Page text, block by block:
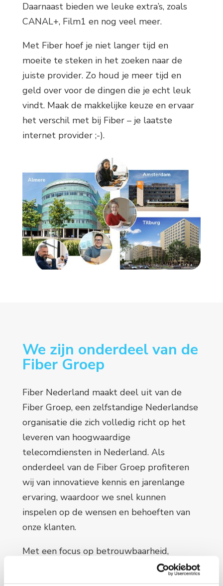
Daarnaast bieden we leuke extra’s, zoals
CANAL+, Film1 en nog veel meer.
Met Fiber hoef je niet langer tijd en
moeite te steken in het zoeken naar de
juiste provider. Zo houd je meer tijd en
geld over voor de dingen die je echt leuk
vindt. Maak de makkelijke keuze en ervaar
het verschil met bij Fiber – je laatste
internet provider ;-).
We zijn onderdeel van de
Fiber Groep
Fiber Nederland maakt deel uit van de
Fiber Groep, een zelfstandige Nederlandse
organisatie die zich volledig richt op het
leveren van hoogwaardige
telecomdiensten in Nederland. Als
onderdeel van de Fiber Groep profiteren
wij van innovatieve kennis en jarenlange
ervaring, waardoor we snel kunnen
inspelen op de wensen en behoeften van
onze klanten.
Met een focus op betrouwbaarheid,
kwaliteit en klantgerichtheid zet de Fiber
Groep zich in om Fiber Nederland en